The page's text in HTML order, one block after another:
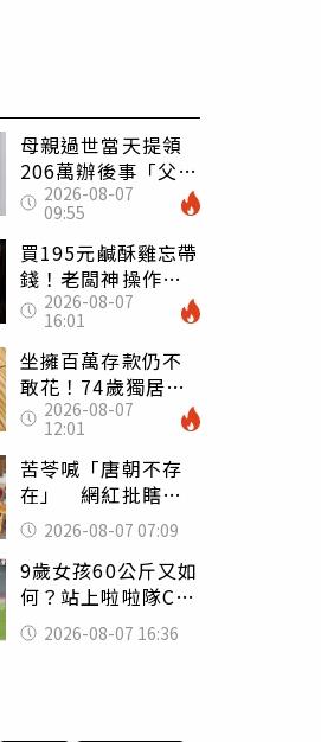
母親過世當天提領
206萬辦後事「父子
遭判刑」 律師：
搶錢先下手是罪
2026-08-07
09:55
買195元鹹酥雞忘帶
錢！老闆神操作
「倒找5元」 全網
看哭：這就是台灣
2026-08-07
16:01
坐擁百萬存款仍不
敢花！74歲獨居翁
「1餐只吃1片吐
司」 半年後暴瘦
嚇壞女兒
2026-08-07
12:01
苦苓喊「唐朝不存
在」 網紅批瞎編
歷史：李白、杜甫
用鮮卑文寫詩？
2026-08-07 07:09
9歲女孩60公斤又如
何？站上啦啦隊C位
驚艷全場 千萬網
友被圈粉
2026-08-07 16:36